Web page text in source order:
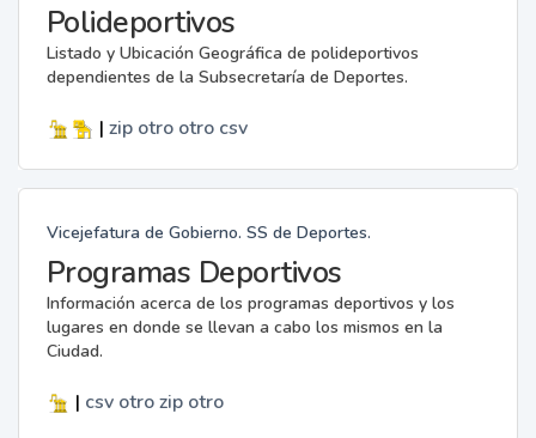
Polideportivos
Listado y Ubicación Geográfica de polideportivos
dependientes de la Subsecretaría de Deportes.
| zip otro otro csv
Vicejefatura de Gobierno. SS de Deportes.
Programas Deportivos
Información acerca de los programas deportivos y los
lugares en donde se llevan a cabo los mismos en la
Ciudad.
| csv otro zip otro